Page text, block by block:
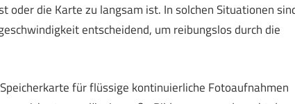
oder die Karte zu langsam ist. In solchen Situationen
entscheidend, um reibungslos durch die
für flüssige kontinuierliche Fotoaufnahmen